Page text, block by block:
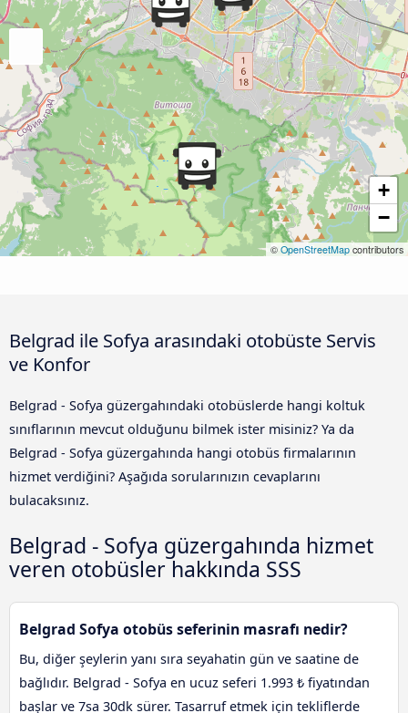
+
−
© OpenStreetMap contributors
Belgrad ile Sofya arasındaki otobüste Servis
ve Konfor
Belgrad - Sofya güzergahındaki otobüslerde hangi koltuk
sınıflarının mevcut olduğunu bilmek ister misiniz? Ya da
Belgrad - Sofya güzergahında hangi otobüs firmalarının
hizmet verdiğini? Aşağıda sorularınızın cevaplarını
bulacaksınız.
Belgrad - Sofya güzergahında hizmet
veren otobüsler hakkında SSS
Belgrad Sofya otobüs seferinin masrafı nedir?
Bu, diğer şeylerin yanı sıra seyahatin gün ve saatine de
bağlıdır. Belgrad - Sofya en ucuz seferi 1.993 ₺ fiyatından
başlar ve 7sa 30dk sürer. Tasarruf etmek için tekliflerde